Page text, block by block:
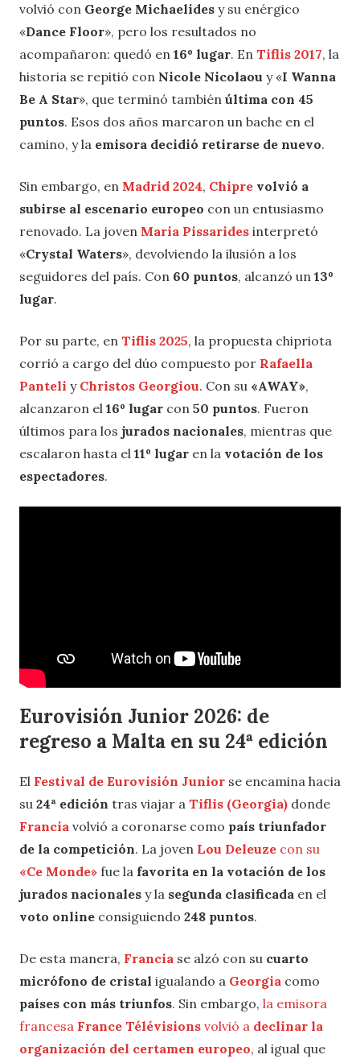
volvió con George Michaelides y su enérgico
«Dance Floor», pero los resultados no
acompañaron: quedó en 16º lugar. En Tiflis 2017, la
historia se repitió con Nicole Nicolaou y «I Wanna
Be A Star», que terminó también última con 45
puntos. Esos dos años marcaron un bache en el
camino, y la emisora decidió retirarse de nuevo.
Sin embargo, en Madrid 2024, Chipre volvió a
subirse al escenario europeo con un entusiasmo
renovado. La joven Maria Pissarides interpretó
«Crystal Waters», devolviendo la ilusión a los
seguidores del país. Con 60 puntos, alcanzó un 13º
lugar.
Por su parte, en Tiflis 2025, la propuesta chipriota
corrió a cargo del dúo compuesto por Rafaella
Panteli y Christos Georgiou. Con su «AWAY»,
alcanzaron el 16º lugar con 50 puntos. Fueron
últimos para los jurados nacionales, mientras que
escalaron hasta el 11º lugar en la votación de los
espectadores.
Eurovisión Junior 2026: de
regreso a Malta en su 24ª edición
El Festival de Eurovisión Junior se encamina hacia
su 24ª edición tras viajar a Tiflis (Georgia) donde
Francia volvió a coronarse como país triunfador
de la competición. La joven Lou Deleuze con su
«Ce Monde» fue la favorita en la votación de los
jurados nacionales y la segunda clasificada en el
voto online consiguiendo 248 puntos.
De esta manera, Francia se alzó con su cuarto
micrófono de cristal igualando a Georgia como
países con más triunfos. Sin embargo, la emisora
francesa France Télévisions volvió a declinar la
organización del certamen europeo, al igual que